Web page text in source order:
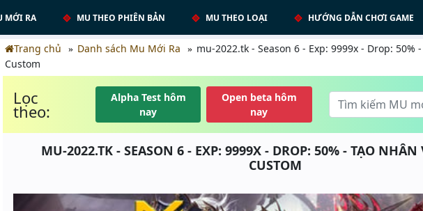
MỚI RA MU THEO PHIÊN BẢN MU THEO LOẠI HƯỚNG DẪN CHƠI GAME
Trang chủ Danh sách Mu Mới Ra
mu-2022.tk - Season 6 - Exp: 9999x - Drop: 50%
Custom
Lọc
theo:
Alpha Test hôm
nay
Open beta hôm
nay
MU-2022.TK - SEASON 6 - EXP: 9999X - DROP: 50% - TẠO NHÂN
CUSTOM